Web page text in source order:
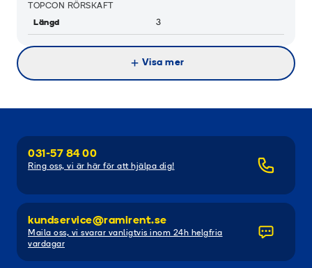
TOPCON RÖRSKAFT
Längd
3
Visa mer
031-57 84 00
Ring oss, vi är här för att hjälpa dig!
kundservice@ramirent.se
Maila oss, vi svarar vanligtvis inom 24h helgfria
vardagar